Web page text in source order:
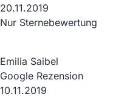
20.11.2019
Nur Sternebewertung
Emilia Saibel
Google Rezension
10.11.2019